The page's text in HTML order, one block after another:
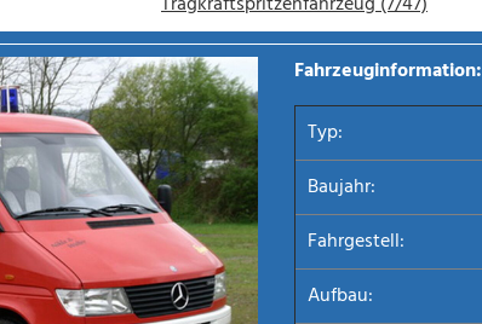
Fahrzeuginformation:
Typ:
Baujahr:
Fahrgestell:
Aufbau: